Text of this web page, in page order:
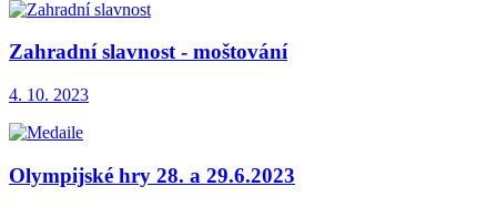
Zahradní slavnost - moštování
4. 10. 2023
Olympijské hry 28. a 29.6.2023